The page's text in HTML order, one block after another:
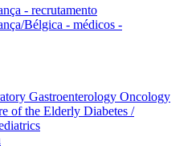
- recrutamento
Bélgica - médicos -
Gastroenterology Oncology
of the Elderly Diabetes /